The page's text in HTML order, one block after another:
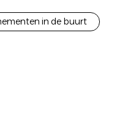
in de buurt